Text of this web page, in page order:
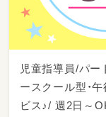
児童指導員/パー
ースクール型・
ビス♪/ 週2日～